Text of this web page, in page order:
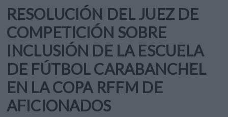
RESOLUCIÓN DEL JUEZ DE
COMPETICIÓN SOBRE
INCLUSIÓN DE LA ESCUELA
DE FÚTBOL CARABANCHEL
EN LA COPA RFFM DE
AFICIONADOS